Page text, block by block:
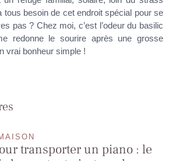
tous besoin de cet endroit spécial pour se
pas ? Chez moi, c’est l’odeur du basilic
redonne le sourire après une grosse
vrai bonheur simple !
transporter un piano : le